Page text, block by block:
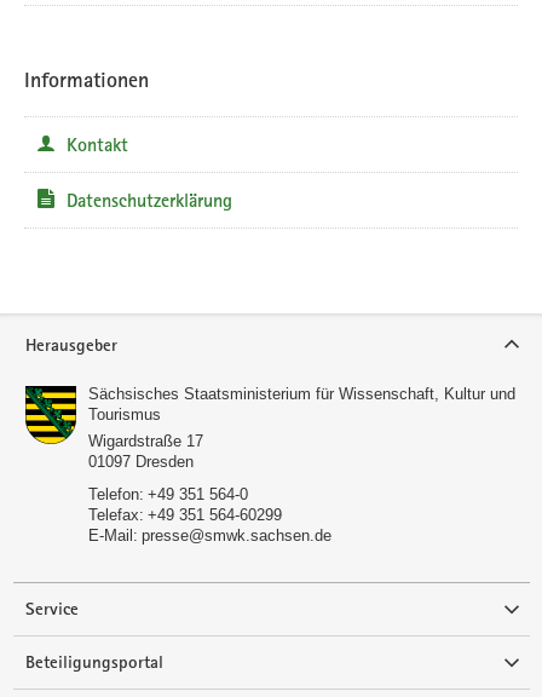
Informationen
Kontakt
Datenschutzerklärung
Herausgeber
Sächsisches Staatsministerium für Wissenschaft, Kultur und
Tourismus
Wigardstraße 17
01097 Dresden
Telefon: +49 351 564-0
Telefax: +49 351 564-60299
E-Mail: presse@smwk.sachsen.de
Service
Beteiligungsportal